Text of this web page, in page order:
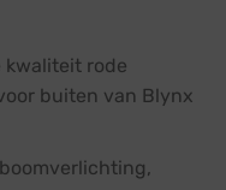
kwaliteit rode
buiten van Blynx